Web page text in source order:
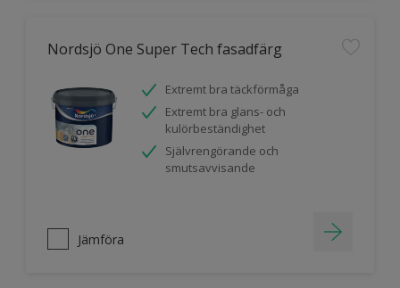
Nordsjö One Super Tech fasadfärg
Extremt bra täckförmåga
Extremt bra glans- och
kulörbeständighet
Självrengörande och
smutsavvisande
Jämföra